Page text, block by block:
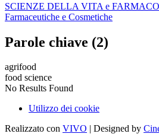
SCIENZE DELLA VITA e
Farmaceutiche e Cosmetiche
Parole chiave (2)
agrifood
food science
No Results Found
Utilizzo dei cookie
Realizzato con VIVO | Designed by